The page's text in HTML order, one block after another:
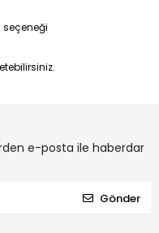
e-posta ile haberdar
Gönder